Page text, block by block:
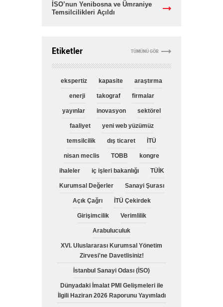
İSO’nun Yenibosna ve Ümraniye
Temsilcilikleri Açıldı
TÜMÜNÜ GÖR
Etiketler
ekspertiz kapasite araştırma
enerji takograf firmalar
yayınlar inovasyon sektörel
faaliyet yeni web yüzümüz
temsilcilik dış ticaret İTÜ
nisan meclis TOBB kongre
ihaleler iç işleri bakanlığı TÜİK
Kurumsal Değerler Sanayi Şurası
Açık Çağrı İTÜ Çekirdek
Girişimcilik Verimlilik
Arabuluculuk
XVI. Uluslararası Kurumsal Yönetim
Zirvesi'ne Davetlisiniz!
İstanbul Sanayi Odası (İSO)
Dünyadaki İmalat PMI Gelişmeleri ile
İlgili Haziran 2026 Raporunu Yayımladı